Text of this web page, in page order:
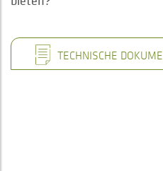
TECHNISCHE